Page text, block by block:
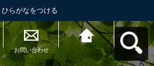
ひらがなをつける
お問い合わせ
あだち協働パートナ
ーサイトへ戻る